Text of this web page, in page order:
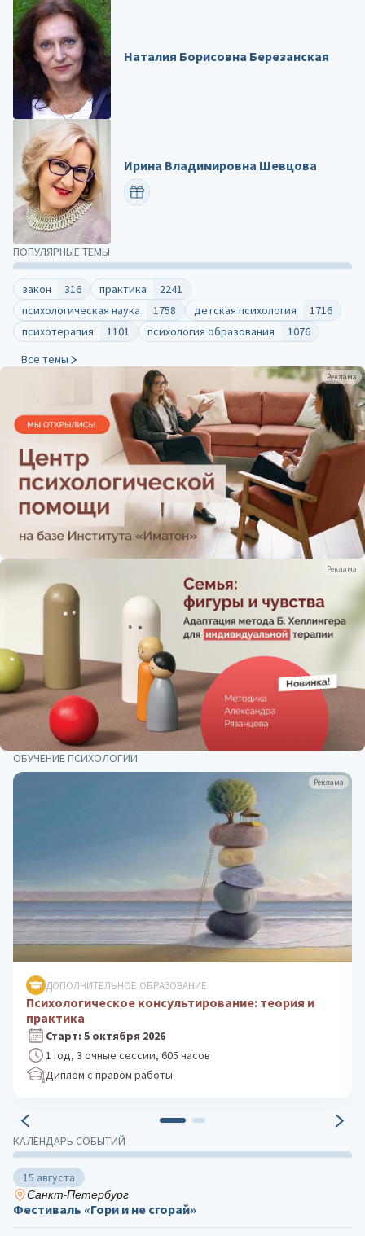
Реклама
Реклама
ПОПУЛЯРНЫЕ ТЕМЫ
закон 316 практика
2241
психологическая наука
1758 детская психология
1716
психотерапия
1101 психология образования
1076
Все темы
Наталия Борисовна Березанская
Ирина Владимировна Шевцова
ПОЗДРАВИТЬ
КАЛЕНДАРЬ СОБЫТИЙ
15 августа
Санкт-Петербург
Фестиваль «Гори и не сгорай»
ОБУЧЕНИЕ ПСИХОЛОГИИ
Реклама
ДОПОЛНИТЕЛЬНОЕ ОБРАЗОВАНИЕ
Клиническая психология: практика
психологического консультирования
Старт: 24 августа 2026
1 год, 3 очные сессии, 605 часов
Диплом с правом работы